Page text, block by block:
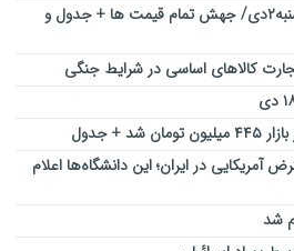
قیمت طلا و سکه امروز سه شنبه۲دی/ جهش تمام قیمت ها + جدول و
+ جدول
در ایران؛ این دانشگاه‌ها اعلام
شد